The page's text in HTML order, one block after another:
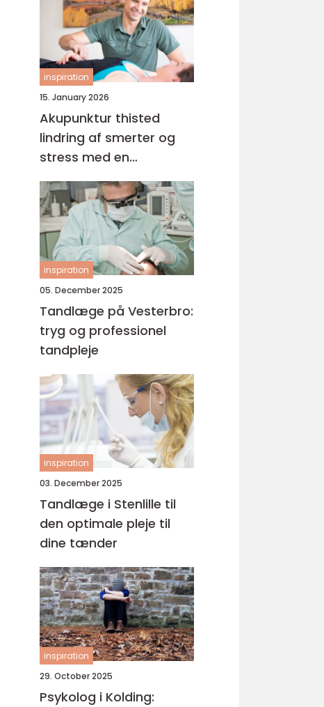
inspiration
15. January 2026
Akupunktur thisted
lindring af smerter og
stress med en
helhedsorienteret
tilgang
inspiration
05. December 2025
Tandlæge på Vesterbro:
tryg og professionel
tandpleje
inspiration
03. December 2025
Tandlæge i Stenlille til
den optimale pleje til
dine tænder
inspiration
29. October 2025
Psykolog i Kolding: